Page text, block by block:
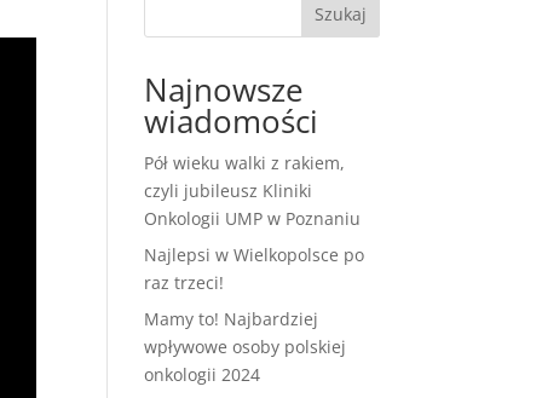
Szukaj
Najnowsze
wiadomości
Pół wieku walki z rakiem,
czyli jubileusz Kliniki
Onkologii UMP w Poznaniu
Najlepsi w Wielkopolsce po
raz trzeci!
Mamy to! Najbardziej
wpływowe osoby polskiej
onkologii 2024